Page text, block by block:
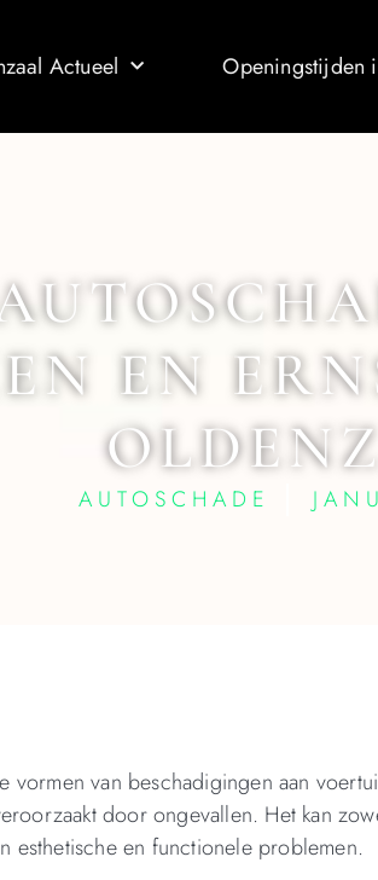
Actueel Openingstijden
EN
AUTOSCHADE
vormen van beschadigingen aan
door ongevallen. Het kan
esthetische en functionele problemen.